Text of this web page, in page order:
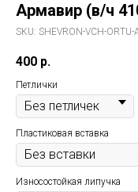
Армавир (в/ч
SKU: SHEVRON-VCH-ORTU-
400 р.
Петлички
Пластиковая вставка
Износостойкая липучка